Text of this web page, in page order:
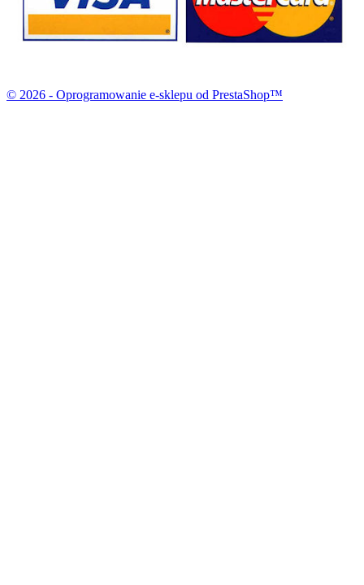
© 2026 - Oprogramowanie e-sklepu od PrestaShop™